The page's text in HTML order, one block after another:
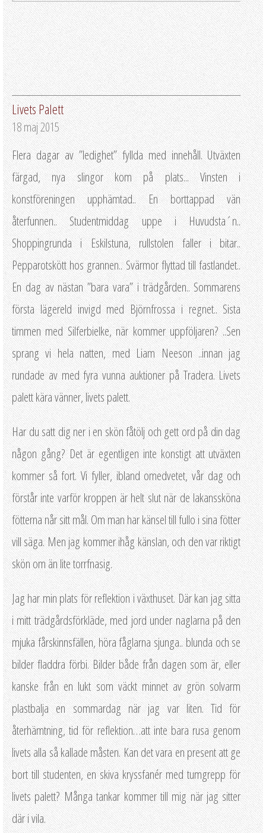
Livets Palett
18 maj 2015
Flera dagar av ”ledighet” fyllda med innehåll. Utväxten
färgad, nya slingor kom på plats... Vinsten i
konstföreningen upphämtad.. En borttappad vän
återfunnen.. Studentmiddag uppe i Huvudsta´n..
Shoppingrunda i Eskilstuna, rullstolen faller i bitar..
Pepparotskött hos grannen.. Svärmor flyttad till fastlandet..
En dag av nästan ”bara vara” i trädgården.. Sommarens
första lägereld invigd med Björnfrossa i regnet.. Sista
timmen med Silferbielke, när kommer uppföljaren? ..Sen
sprang vi hela natten, med Liam Neeson ..innan jag
rundade av med fyra vunna auktioner på Tradera. Livets
palett kära vänner, livets palett.
Har du satt dig ner i en skön fåtölj och gett ord på din dag
någon gång? Det är egentligen inte konstigt att utväxten
kommer så fort. Vi fyller, ibland omedvetet, vår dag och
förstår inte varför kroppen är helt slut när de lakanssköna
fötterna når sitt mål. Om man har känsel till fullo i sina fötter
vill säga. Men jag kommer ihåg känslan, och den var riktigt
skön om än lite torrfnasig.
Jag har min plats för reflektion i växthuset. Där kan jag sitta
i mitt trädgårdsförkläde, med jord under naglarna på den
mjuka fårskinnsfällen, höra fåglarna sjunga.. blunda och se
bilder fladdra förbi. Bilder både från dagen som är, eller
kanske från en lukt som väckt minnet av grön solvarm
plastbalja en sommardag när jag var liten. Tid för
återhämtning, tid för reflektion…att inte bara rusa genom
livets alla så kallade måsten. Kan det vara en present att ge
bort till studenten, en skiva kryssfanér med tumgrepp för
livets palett? Många tankar kommer till mig när jag sitter
där i vila.